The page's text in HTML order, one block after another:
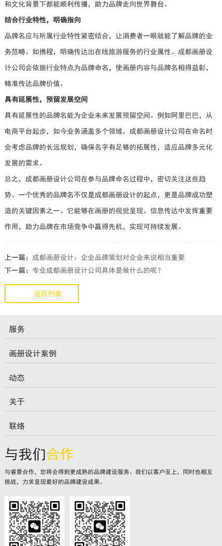
和文化背景下都能顺利传播，助力品牌走向世界舞台。
结合行业特性，明确指向
品牌名应与所属行业特性紧密结合，让消费者一眼就能了解品牌的业
务范畴。如携程，明确传达出在线旅游服务的行业属性。成都画册设
计公司会依据行业特点为品牌命名，使画册内容与品牌名相得益彰，
精准传达品牌价值。
具有延展性，预留发展空间
具有延展性的品牌名能为企业未来发展预留空间。例如阿里巴巴，从
电商平台起步，如今业务涵盖多个领域。成都画册设计公司在命名时
会考虑品牌的长远规划，确保名字有足够的拓展性，适应品牌多元化
发展的需求。
总之，成都画册设计公司在参与品牌命名过程中，密切关注这些趋
势。一个优秀的品牌名不仅是成都画册设计的起点，更是品牌成功塑
造的关键因素之一。它能够在画册的视觉呈现、信息传达中发挥重要
作用，助力品牌在市场竞争中赢得先机，实现可持续发展。
上一篇： 成都画册设计：企业品牌策划对企业来说相当重要
下一篇： 专业成都画册设计公司具体是做什么的呢？
返回列表
服务
画册设计案例
动态
关于
联络
与我们合作
与睿景合作，您将会得到更成熟的品牌建设服务。我们以客户至上，同时也相互
挑战，力求呈现最好的品牌建设成果。